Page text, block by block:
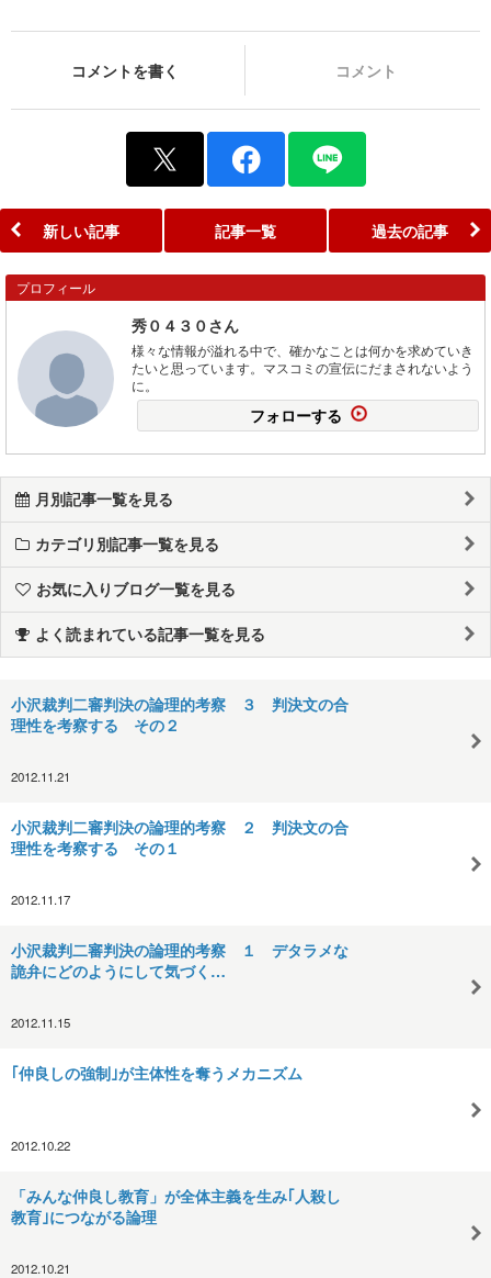
コメントを書く コメント
新しい記事 記事一覧 過去の記事
プロフィール
秀０４３０さん
様々な情報が溢れる中で、確かなことは何かを求めていき
たいと思っています。マスコミの宣伝にだまされないよう
に。
フォローする
月別記事一覧を見る
カテゴリ別記事一覧を見る
お気に入りブログ一覧を見る
よく読まれている記事一覧を見る
小沢裁判二審判決の論理的考察 ３ 判決文の合
理性を考察する その２
2012.11.21
小沢裁判二審判決の論理的考察 ２ 判決文の合
理性を考察する その１
2012.11.17
小沢裁判二審判決の論理的考察 １ デタラメな
詭弁にどのようにして気づく…
2012.11.15
｢仲良しの強制｣が主体性を奪うメカニズム
2012.10.22
「みんな仲良し教育」が全体主義を生み｢人殺し
教育｣につながる論理
2012.10.21